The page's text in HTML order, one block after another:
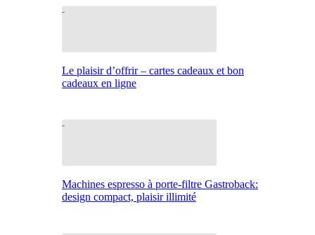
Le plaisir d’offrir – cartes cadeaux et bon
cadeaux en ligne
Machines espresso à porte-filtre Gastroback:
design compact, plaisir illimité